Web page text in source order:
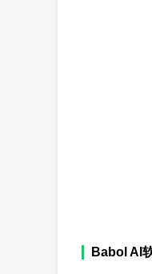
Babol AI